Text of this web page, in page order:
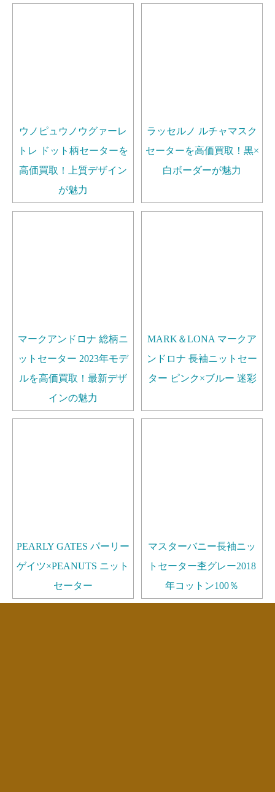
ウノピュウノウグァーレ
トレ ドット柄セーターを
高価買取！上質デザイン
が魅力
ラッセルノ ルチャマスク
セーターを高価買取！黒×
白ボーダーが魅力
マークアンドロナ 総柄ニ
ットセーター 2023年モデ
ルを高価買取！最新デザ
インの魅力
MARK＆LONA マークア
ンドロナ 長袖ニットセー
ター ピンク×ブルー 迷彩
PEARLY GATES パーリー
ゲイツ×PEANUTS ニット
セーター
マスターバニー長袖ニッ
トセーター杢グレー2018
年コットン100％